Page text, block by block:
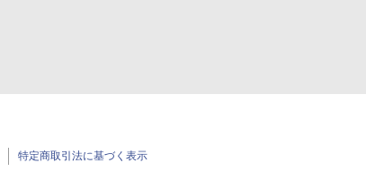
特定商取引法に基づく表示